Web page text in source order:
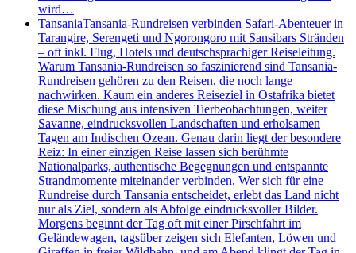
wird…
TansaniaTansania-Rundreisen verbinden Safari-Abenteuer in
Tarangire, Serengeti und Ngorongoro mit Sansibars Stränden
– oft inkl. Flug, Hotels und deutschsprachiger Reiseleitung.
Warum Tansania-Rundreisen so faszinierend sind Tansania-
Rundreisen gehören zu den Reisen, die noch lange
nachwirken. Kaum ein anderes Reiseziel in Ostafrika bietet
diese Mischung aus intensiven Tierbeobachtungen, weiter
Savanne, eindrucksvollen Landschaften und erholsamen
Tagen am Indischen Ozean. Genau darin liegt der besondere
Reiz: In einer einzigen Reise lassen sich berühmte
Nationalparks, authentische Begegnungen und entspannte
Strandmomente miteinander verbinden. Wer sich für eine
Rundreise durch Tansania entscheidet, erlebt das Land nicht
nur als Ziel, sondern als Abfolge eindrucksvoller Bilder.
Morgens beginnt der Tag oft mit einer Pirschfahrt im
Geländewagen, tagsüber zeigen sich Elefanten, Löwen und